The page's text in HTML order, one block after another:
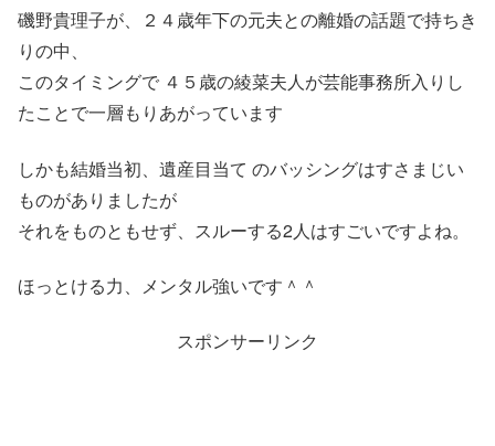
磯野貴理子が、２４歳年下の元夫との離婚の話題で持ちき
りの中、
このタイミングで ４５歳の綾菜夫人が芸能事務所入りし
たことで一層もりあがっています
しかも結婚当初、遺産目当て のバッシングはすさまじい
ものがありましたが
それをものともせず、スルーする2人はすごいですよね。
ほっとける力、メンタル強いです＾＾
スポンサーリンク